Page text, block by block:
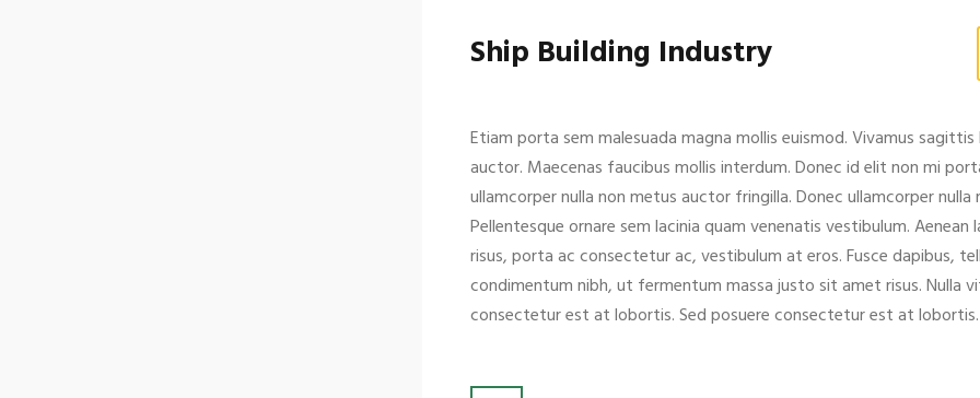
Ship Building Industry
Etiam porta sem malesuada magna mollis euismod. Vivamus
auctor. Maecenas faucibus mollis interdum. Donec id elit non mi
ullamcorper nulla non metus auctor fringilla. Donec ullamcorper
Pellentesque ornare sem lacinia quam venenatis vestibulum.
risus, porta ac consectetur ac, vestibulum at eros. Fusce dapibus,
condimentum nibh, ut fermentum massa justo sit amet risus. Nulla
consectetur est at lobortis. Sed posuere consectetur est at lobortis.